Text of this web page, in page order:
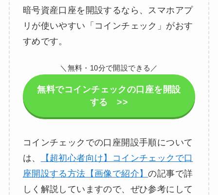
暗号資産口座を開設するなら、スマホアプ
リが使いやすい「コインチェック」がおす
すめです。
＼無料・10分で開設できる／
無料でコインチェックの口座を開設
する >>
コインチェックでの口座開設手順について
は、
【超初心者向け】コインチェックで口
座開設する方法【画像で紹介】の記事で詳
しく解説していますので、ぜひ参考にして